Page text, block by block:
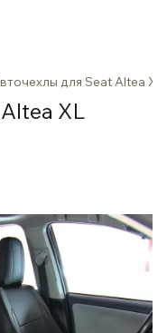
для Seat Altea
XL